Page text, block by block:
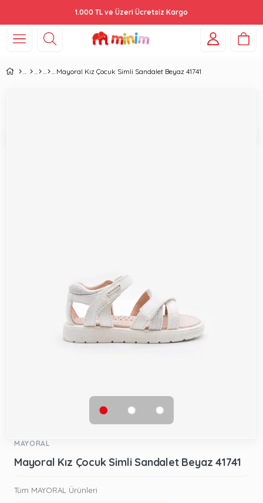
1.000 TL ve Üzeri Ücretsiz Kargo
Mayoral Kız Çocuk Simli Sandalet Beyaz 41741
MAYORAL
Mayoral Kız Çocuk Simli Sandalet Beyaz 41741
Tüm MAYORAL Ürünleri